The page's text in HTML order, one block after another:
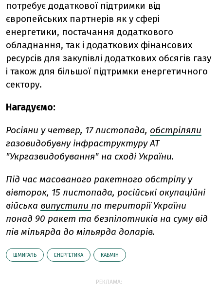
потребує додаткової підтримки від
європейських партнерів як у сфері
енергетики, постачання додаткового
обладнання, так і додаткових фінансових
ресурсів для закупівлі додаткових обсягів газу
і також для більшої підтримки енергетичного
сектору.
Нагадуємо:
Росіяни у четвер, 17 листопада, обстріляли
газовидобувну інфраструктуру АТ
"Укргазвидобування" на сході України.
Під час масованого ракетного обстрілу у
вівторок, 15 листопада, російські окупаційні
війська випустили по території України
понад 90 ракет та безпілотників на суму від
пів мільярда до мільярда доларів.
ШМИГАЛЬ ЕНЕРГЕТИКА КАБМІН
РЕКЛАМА: